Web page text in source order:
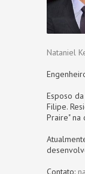
Nataniel
Esposo
Filipe.
Praire" na
Contato: